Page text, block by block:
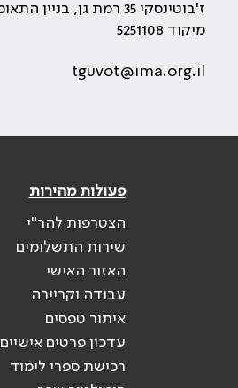
ז'בוטינסקי 35 רמת גן, בניין התאומים 2
מיקוד 5251108
tguvot@ima.org.il
פעולות מהירות
הצטרפות להר"י
שירות התשלומים
האזור האישי
עבודה וקריירה
איתור טפסים
עדכון פרטים אישיים
רכישת ספרי לימוד